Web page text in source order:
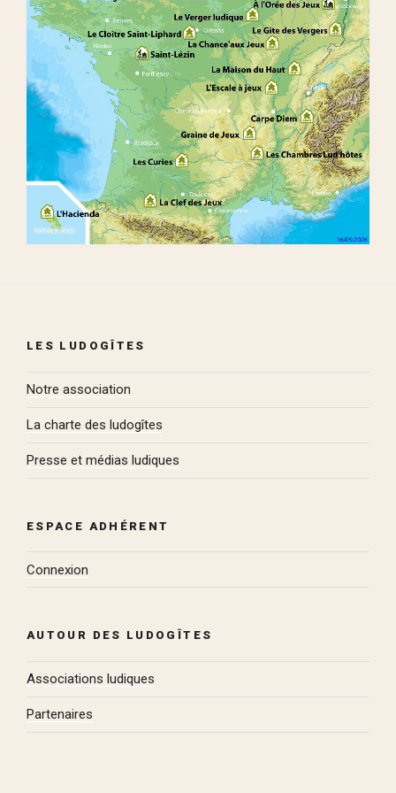
LES LUDOGÎTES
Notre association
La charte des ludogîtes
Presse et médias ludiques
ESPACE ADHÉRENT
Connexion
AUTOUR DES LUDOGÎTES
Associations ludiques
Partenaires